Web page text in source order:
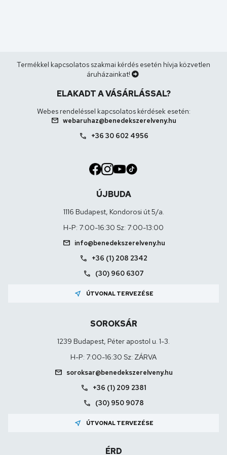
Termékkel kapcsolatos szakmai kérdés esetén hívja közvetlen
áruházainkat!
ELAKADT A VÁSÁRLÁSSAL?
Webes rendeléssel kapcsolatos kérdések esetén:
mail webaruhaz@benedekszerelveny.hu
call +36 30 602 4956
ÚJBUDA
1116 Budapest, Kondorosi út 5/a.
H-P: 7:00-16:30 Sz: 7:00-13:00
mail info@benedekszerelveny.hu
call +36 (1) 208 2342
call (30) 960 6307
near_me ÚTVONAL TERVEZÉSE
SOROKSÁR
1239 Budapest, Péter apostol u. 1-3.
H-P: 7:00-16:30 Sz: ZÁRVA
mail soroksar@benedekszerelveny.hu
call +36 (1) 209 2381
call (30) 950 9078
near_me ÚTVONAL TERVEZÉSE
ÉRD